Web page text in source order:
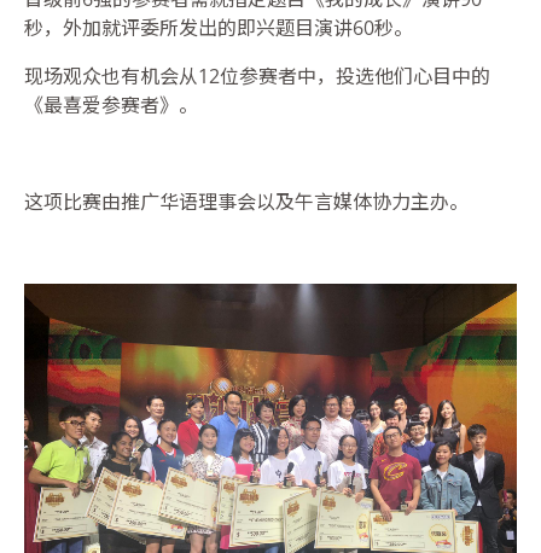
秒，外加就评委所发出的即兴题目演讲60秒。
现场观众也有机会从12位参赛者中，投选他们心目中的
《最喜爱参赛者》。
这项比赛由推广华语理事会以及午言媒体协力主办。